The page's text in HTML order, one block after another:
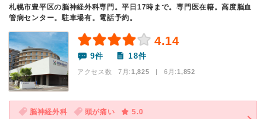
札幌市豊平区の脳神経外科専門。平日17時まで。専門医在籍。高度脳血
管病センター。駐車場有。電話予約。
4.14
9件 18件
アクセス数 7月:1,825 | 6月:1,852
脳神経外科 頭が痛い
5.0